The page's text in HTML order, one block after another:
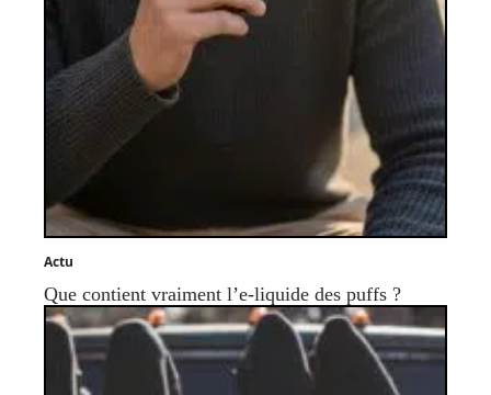
Actu
Que contient vraiment l’e-liquide des puffs ?